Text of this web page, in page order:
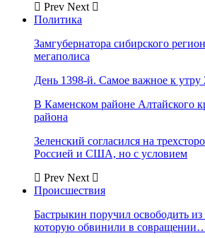
Prev Next
Политика
Замгубернатора сибирского
мегаполиса
День 1398-й. Самое важное к утру
В Каменском районе Алтайского
района
Зеленский согласился на
Россией и США, но с условием
Prev Next
Происшествия
Бастрыкин поручил освободить
которую обвинили в